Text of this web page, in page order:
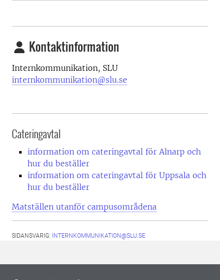
Kontaktinformation
Internkommunikation, SLU
internkommunikation@slu.se
Cateringavtal
information om cateringavtal för Alnarp och
hur du beställer
information om cateringavtal för Uppsala och
hur du beställer
Matställen utanför campusområdena
SIDANSVARIG: INTERNKOMMUNIKATION@SLU.SE